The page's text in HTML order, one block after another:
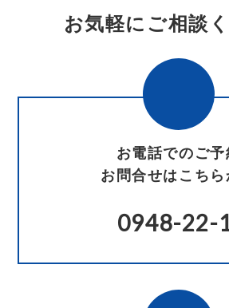
お気軽にご相談
お電話でのご予
お問合せはこちら
0948-22-